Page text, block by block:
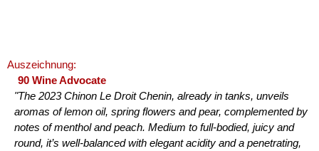
Auszeichnung:
90 Wine Advocate
"The 2023 Chinon Le Droit Chenin, already in tanks, unveils
aromas of lemon oil, spring flowers and pear, complemented by
notes of menthol and peach. Medium to full-bodied, juicy and
round, it’s well-balanced with elegant acidity and a penetrating,